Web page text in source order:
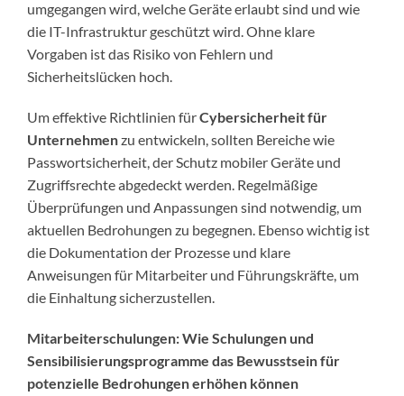
umgegangen wird, welche Geräte erlaubt sind und wie
die IT-Infrastruktur geschützt wird. Ohne klare
Vorgaben ist das Risiko von Fehlern und
Sicherheitslücken hoch.
Um effektive Richtlinien fürCybersicherheit für
Unternehmenzu entwickeln, sollten Bereiche wie
Passwortsicherheit, der Schutz mobiler Geräte und
Zugriffsrechte abgedeckt werden. Regelmäßige
Überprüfungen und Anpassungen sind notwendig, um
aktuellen Bedrohungen zu begegnen. Ebenso wichtig ist
die Dokumentation der Prozesse und klare
Anweisungen für Mitarbeiter und Führungskräfte, um
die Einhaltung sicherzustellen.
Mitarbeiterschulungen: Wie Schulungen und
Sensibilisierungsprogramme das Bewusstsein für
potenzielle Bedrohungen erhöhen können